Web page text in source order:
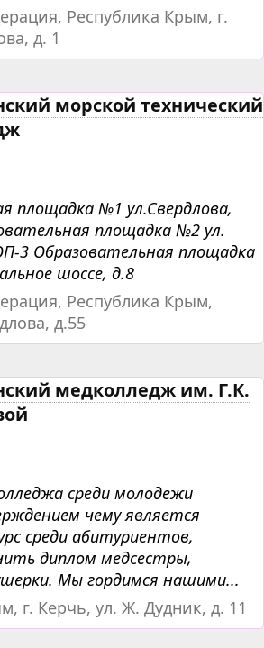
Республика Крым, г.
д. 1
морской технический
площадка №1 ул.Свердлова,
площадка №2 ул.
3 Образовательная площадка
шоссе, д.8
Республика Крым,
д.55
медколледж им. Г.К.
среди молодежи
чему является
среди абитуриентов,
диплом медсестры,
Мы гордимся нашими...
г. Керчь, ул. Ж. Дудник, д. 11